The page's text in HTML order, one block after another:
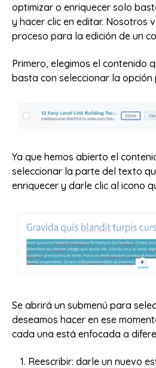
optimizar o enriquecer solo
y hacer clic en editar. Nosotros
proceso para la edición de un
Primero, elegimos el contenido
basta con seleccionar la opción
Ya que hemos abierto el
seleccionar la parte del texto
enriquecer y darle clic al icono
Se abrirá un submenú para
deseamos hacer en ese
cada una está enfocada a
Reescribir: darle un nuevo